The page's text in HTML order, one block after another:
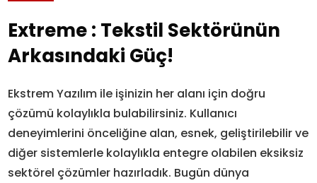
Extreme : Tekstil Sektörünün
Arkasındaki Güç!
Ekstrem Yazılım ile işinizin her alanı için doğru
çözümü kolaylıkla bulabilirsiniz. Kullanıcı
deneyimlerini önceliğine alan, esnek, geliştirilebilir ve
diğer sistemlerle kolaylıkla entegre olabilen eksiksiz
sektörel çözümler hazırladık. Bugün dünya